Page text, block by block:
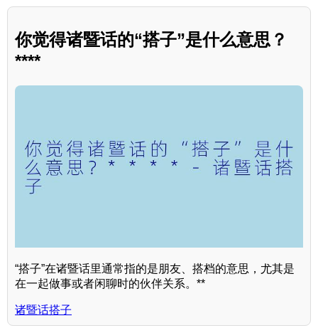
你觉得诸暨话的“搭子”是什么意思？
****
“搭子”在诸暨话里通常指的是朋友、搭档的意思，尤其是
在一起做事或者闲聊时的伙伴关系。**
诸暨话搭子